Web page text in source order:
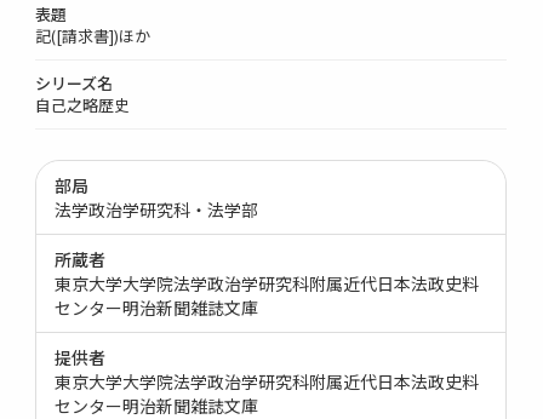
表題
記([請求書])ほか
シリーズ名
自己之略歴史
部局
法学政治学研究科・法学部
所蔵者
東京大学大学院法学政治学研究科附属近代日本法政史料
センター明治新聞雑誌文庫
提供者
東京大学大学院法学政治学研究科附属近代日本法政史料
センター明治新聞雑誌文庫